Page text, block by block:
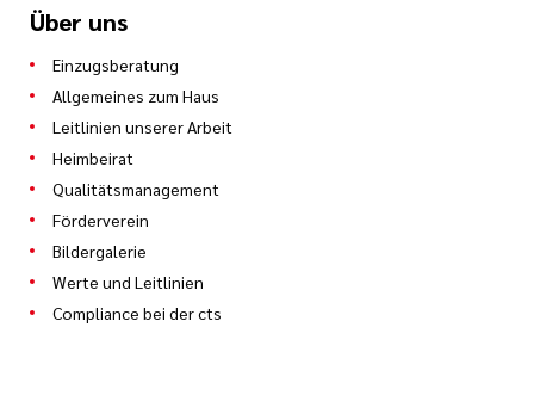
Über uns
Einzugsberatung
Allgemeines zum Haus
Leitlinien unserer Arbeit
Heimbeirat
Qualitätsmanagement
Förderverein
Bildergalerie
Werte und Leitlinien
Compliance bei der cts